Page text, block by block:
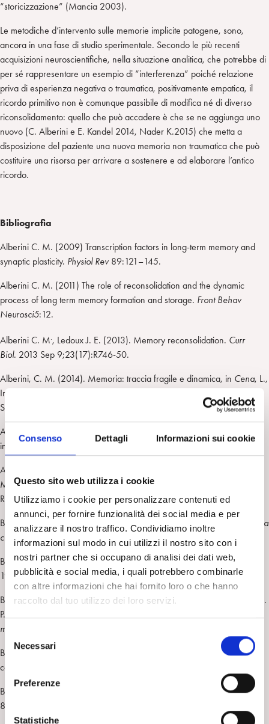
Consenso Dettagli Informazioni sui cookie
Questo sito web utilizza i cookie
Utilizziamo i cookie per personalizzare contenuti ed
annunci, per fornire funzionalità dei social media e per
analizzare il nostro traffico. Condividiamo inoltre
informazioni sul modo in cui utilizzi il nostro sito con i
nostri partner che si occupano di analisi dei dati web,
pubblicità e social media, i quali potrebbero combinarle
con altre informazioni che hai fornito loro o che hanno
raccolto dal tuo utilizzo dei loro servizi.
z
i
Necessari
Preferenze
Statistiche
“storicizzazione” (Mancia 2003).
Le metodiche d’intervento sulle memorie implicite patogene, sono,
ancora in una fase di studio sperimentale. Secondo le più recenti
acquisizioni neuroscientifiche, nella situazione analitica, che potrebbe di
per sé rappresentare un esempio di “interferenza” poiché relazione
priva di esperienza negativa o traumatica, positivamente empatica, il
ricordo primitivo non è comunque passibile di modifica né di diverso
riconsolidamento: quello che può accadere è che se ne aggiunga uno
nuovo (C. Alberini e E. Kandel 2014, Nader K.2015) che metta a
disposizione del paziente una nuova memoria non traumatica che può
costituire una risorsa per arrivare a sostenere e ad elaborare l’antico
ricordo.
Bibliografia
Alberini C. M. (2009) Transcription factors in long-term memory and
synaptic plasticity. Physiol Rev89:121–145.
Alberini C. M. (2011) The role of reconsolidation and the dynamic
process of long term memory formation and storage. Front Behav
Neurosci5:12.
Alberini C. M., Ledoux J. E. (2013). Memory reconsolidation. Curr
Biol. 2013 Sep 9;23(17):R746-50.
Alberini, C. M. (2014). Memoria: traccia fragile e dinamica, in Cena, L.,
Imbasciati, A. (2014
Springer
Alberini C. M., Kandel E. R. (2014).The regulation of transcription
in memory consolidation.
Cold Spring Harb Perspect Bio
Ammanniti, M., Gallese, V. (2014).
Milano: Raffaello CortinaBalint M., (1952). L’amore primario Trad. ed
R.Cortina, Milano 1991
Bion, W. R. (1965).
Trasformazioni. Il passaggio dall’apprendimento alla
crescita.
Roma: Armando, 1973.
Bollas B. (1987).The Shadow of the Object Free AssociationBooks:
1987 Columbia University Press).
Boston Group for the Study of Change Process (Stern D. L.W. Sander, J.
P. Nahum, A. M. Harrison, Bowlby, J. (1969).
madre
Bucci W. (2001). Pathways of emotional
communication.
Bucci W. (2002). The Language of Emotions. Evolution and Cognition
8, 2: 172-183.